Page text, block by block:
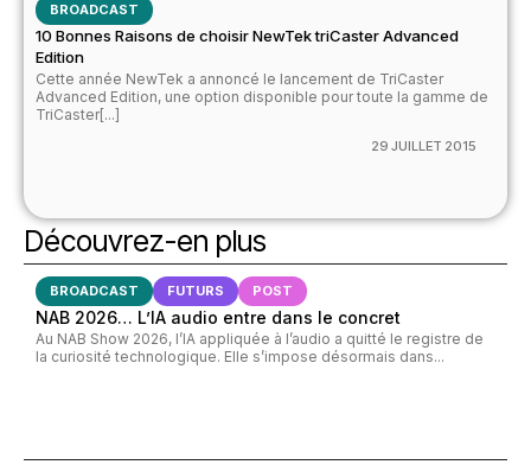
BROADCAST
10 Bonnes Raisons de choisir NewTek triCaster Advanced
Edition
Cette année NewTek a annoncé le lancement de TriCaster
Advanced Edition, une option disponible pour toute la gamme de
TriCaster[...]
29 JUILLET 2015
Découvrez-en plus
BROADCAST FUTURS POST
NAB 2026… L’IA audio entre dans le concret
Au NAB Show 2026, l’IA appliquée à l’audio a quitté le registre de
la curiosité technologique. Elle s’impose désormais dans...